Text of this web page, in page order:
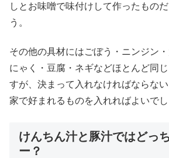
しとお味噌で味付けして作ったもの
う。
その他の具材にはごぼう・ニンジン
にゃく・豆腐・ネギなどほとんど同
すが、決まって入れなければならな
家で好まれるものを入れればよいでし
けんちん汁と豚汁ではどっ
ー？